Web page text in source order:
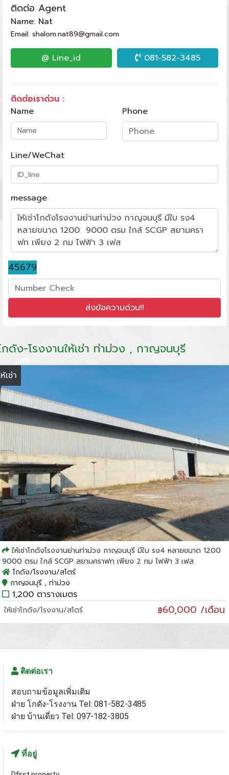
ติดต่อ Agent
Name: Nat
Email: shalom.nat89@gmail.com
@ Line_id 081-582-3485
ติดต่อเราด่วน :
Name
Phone
Line/WeChat
message
45679
กดัง-โรงงานให้เช่า ท่าม่วง , กาญจนบุรี
เช่า
ให้เช่าโกดังโรงงานย่านท่าม่วง กาญจนบุรี มีใบ รง4 หลายขนาด 1200
9000 ตรม ใกล้ SCGP สยามคราฟท เพียง 2 กม ไฟฟ้า 3 เฟส
โกดัง/โรงงาน/สโตร์
กาญจนบุรี , ท่าม่วง
1,200 ตารางเมตร
ให้เช่าโกดัง/โรงงาน/สโตร์ ฿60,000 /เดือน
ติดต่อเรา
สอบถามข้อมูลเพิ่มเติม
ฝ่าย โกดัง-โรงงาน Tel: 081-582-3485
ฝ่าย บ้านเดี่ยว Tel: 097-182-3805
ที่อยู่